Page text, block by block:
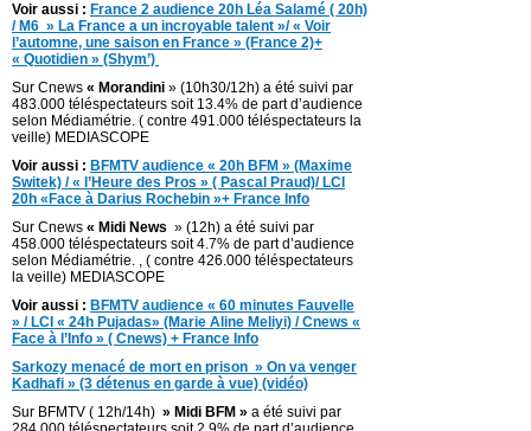
Voir aussi : France 2 audience 20h Léa Salamé ( 20h)
/ M6 » La France a un incroyable talent »/ « Voir
l’automne, une saison en France » (France 2)+
« Quotidien » (Shym’)
Sur Cnews « Morandini » (10h30/12h) a été suivi par
483.000 téléspectateurs soit 13.4% de part d’audience
selon Médiamétrie. ( contre 491.000 téléspectateurs la
veille) MEDIASCOPE
Voir aussi : BFMTV audience « 20h BFM » (Maxime
Switek) / « l’Heure des Pros » ( Pascal Praud)/ LCI
20h «Face à Darius Rochebin »+ France Info
Sur Cnews « Midi News » (12h) a été suivi par
458.000 téléspectateurs soit 4.7% de part d’audience
selon Médiamétrie. , ( contre 426.000 téléspectateurs
la veille) MEDIASCOPE
Voir aussi : BFMTV audience « 60 minutes Fauvelle
» / LCI « 24h Pujadas» (Marie Aline Meliyi) / Cnews «
Face à l’Info » ( Cnews) + France Info
Sarkozy menacé de mort en prison » On va venger
Kadhafi » (3 détenus en garde à vue) (vidéo)
Sur BFMTV ( 12h/14h) » Midi BFM » a été suivi par